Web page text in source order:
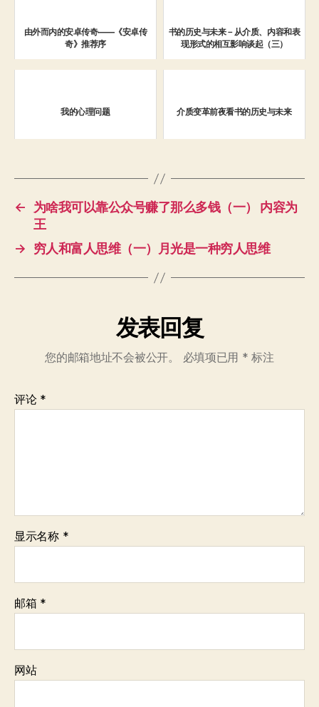
由外而内的安卓传奇——《安卓传
奇》推荐序
书的历史与未来－从介质、内容和表
现形式的相互影响谈起（三）
我的心理问题 介质变革前夜看书的历史与未来
←
为啥我可以靠公众号赚了那么多钱（一） 内容为
王
→
穷人和富人思维（一）月光是一种穷人思维
发表回复
您的邮箱地址不会被公开。 必填项已用 * 标注
评论 *
显示名称 *
邮箱 *
网站